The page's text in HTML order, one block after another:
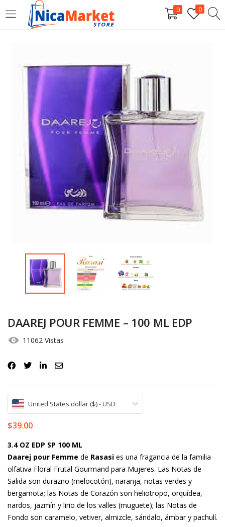
0 0
INICIAR SESIÓN
Introduzca su nombre de usuario y contraseña para iniciar
Por favor, introduce una respuesta en dígitos:
3 × tres =
Recordarme
Olvidó la contraseña?
DAAREJ POUR FEMME – 100 ML EDP
11062 Vistas
United States dollar ($) - USD
$39.00
3.4 OZ EDP SP 100 ML
Daarej pour Femme de Rasasi es una fragancia de la familia
olfativa Floral Frutal Gourmand para Mujeres. Las Notas de
Salida son durazno (melocotón), naranja, notas verdes y
bergamota; las Notas de Corazón son heliotropo, orquídea,
nardos, jazmín y lirio de los valles (muguete); las Notas de
Fondo son caramelo, vetiver, almizcle, sándalo, ámbar y pachulí.